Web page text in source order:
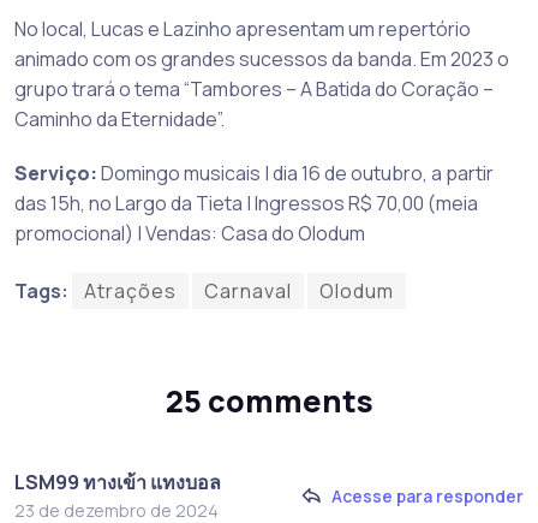
No local, Lucas e Lazinho apresentam um repertório
animado com os grandes sucessos da banda. Em 2023 o
grupo trará o tema “Tambores – A Batida do Coração –
Caminho da Eternidade”.
Serviço:Domingo musicais | dia 16 de outubro, a partir
das 15h, no Largo da Tieta | Ingressos R$ 70,00 (meia
promocional) | Vendas: Casa do Olodum
Tags: Atrações Carnaval Olodum
25 comments
LSM99 ทางเข้า แทงบอล
23 de dezembro de 2024
Acesse para responder